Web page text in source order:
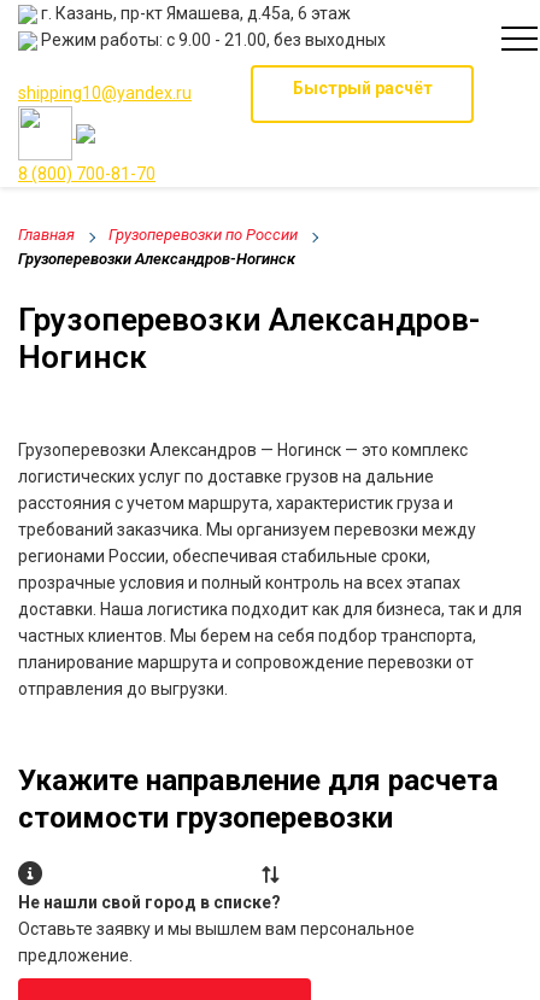
г. Казань, пр-кт Ямашева, д.45а, 6 этаж
Режим работы: с 9.00 - 21.00, без выходных
shipping10@yandex.ru
8 (800) 700-81-70
Быстрый расчёт
Главная
Грузоперевозки по России
Грузоперевозки Александров-Ногинск
Грузоперевозки Александров-
Ногинск
Грузоперевозки Александров — Ногинск — это комплекс
логистических услуг по доставке грузов на дальние
расстояния с учетом маршрута, характеристик груза и
требований заказчика. Мы организуем перевозки между
регионами России, обеспечивая стабильные сроки,
прозрачные условия и полный контроль на всех этапах
доставки. Наша логистика подходит как для бизнеса, так и для
частных клиентов. Мы берем на себя подбор транспорта,
планирование маршрута и сопровождение перевозки от
отправления до выгрузки.
Укажите направление для расчета
стоимости грузоперевозки
Не нашли свой город в списке?
Оставьте заявку и мы вышлем вам персональное
предложение.